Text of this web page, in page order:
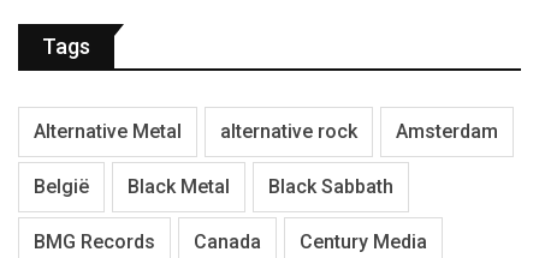
Tags
Alternative Metal alternative rock Amsterdam
België Black Metal Black Sabbath
BMG Records Canada Century Media